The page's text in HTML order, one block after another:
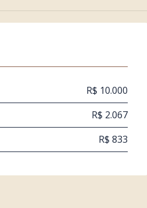
R$ 10.000
R$ 2.067
R$ 833